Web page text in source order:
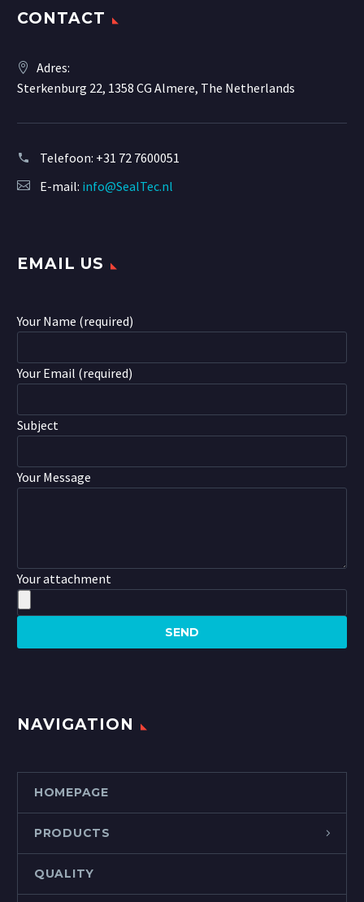
CONTACT
Adres:
Sterkenburg 22, 1358 CG Almere, The Netherlands
Telefoon: +31 72 7600051
E-mail: info@SealTec.nl
EMAIL US
Your Name (required)
Your Email (required)
Subject
Your Message
Your attachment
NAVIGATION
HOMEPAGE
PRODUCTS
QUALITY